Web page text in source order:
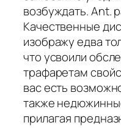
возбуждать. Ant.
Качественные
изображу едва
что усвоили
трафаретам
вас есть
также
прилагая